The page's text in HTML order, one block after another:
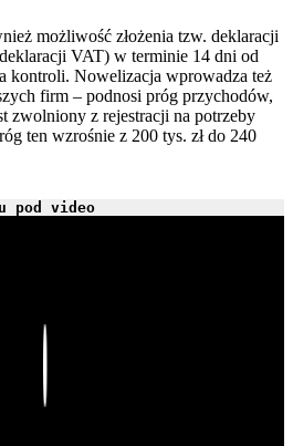
możliwość złożenia tzw. deklaracji
VAT) w terminie 14 dni od
kontroli. Nowelizacja wprowadza też
firm – podnosi próg przychodów,
zwolniony z rejestracji na potrzeby
ten wzrośnie z 200 tys. zł do 240
pod video